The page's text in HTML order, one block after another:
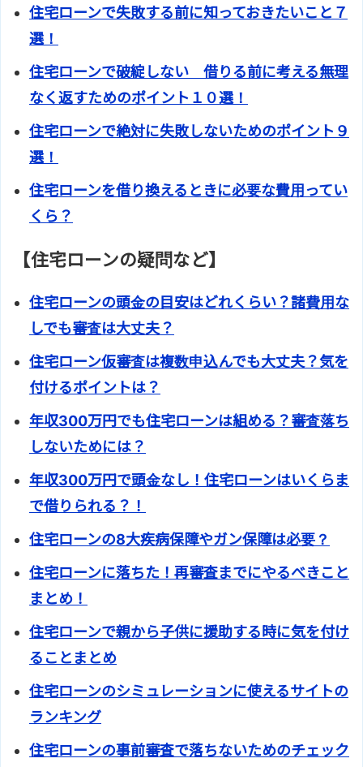
住宅ローンで失敗する前に知っておきたいこと７
選！
住宅ローンで破綻しない 借りる前に考える無理
なく返すためのポイント１０選！
住宅ローンで絶対に失敗しないためのポイント９
選！
住宅ローンを借り換えるときに必要な費用ってい
くら？
【住宅ローンの疑問など】
住宅ローンの頭金の目安はどれくらい？諸費用な
しでも審査は大丈夫？
住宅ローン仮審査は複数申込んでも大丈夫？気を
付けるポイントは？
年収300万円でも住宅ローンは組める？審査落ち
しないためには？
年収300万円で頭金なし！住宅ローンはいくらま
で借りられる？！
住宅ローンの8大疾病保障やガン保障は必要？
住宅ローンに落ちた！再審査までにやるべきこと
まとめ！
住宅ローンで親から子供に援助する時に気を付け
ることまとめ
住宅ローンのシミュレーションに使えるサイトの
ランキング
住宅ローンの事前審査で落ちないためのチェック